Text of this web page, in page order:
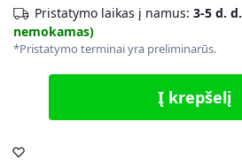
Pristatymo laikas į namus: 3-5 d. d.
nemokamas)
*Pristatymo terminai yra preliminarūs.
Į krepšelį